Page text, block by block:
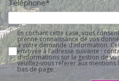
Téléphone*
En cochant cette case, vous
prenne connaissance de vos
à votre demande d’information.
envoyée à l’adresse suivante :
d’informations sur la gestion de
veuillez-vous référer aux mentions
bas de page.